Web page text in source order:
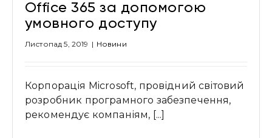
Office 365 за допомогою
умовного доступу
Листопад 5, 2019 | Новини
Корпорація Microsoft, провідний світовий
розробник програмного забезпечення,
рекомендує компаніям, [...]